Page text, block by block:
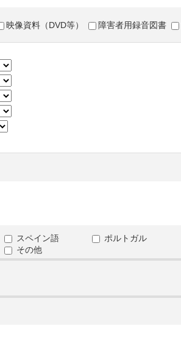
映像資料（DVD等） 障害者用録音図書
スペイン語
ポルトガル
その他